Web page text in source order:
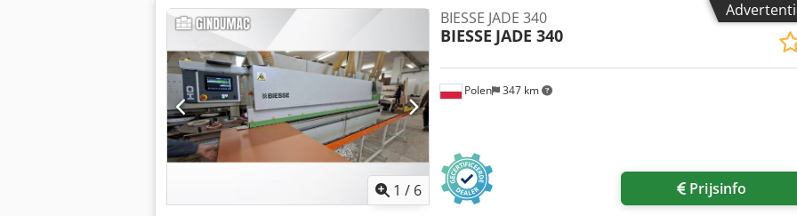
1 / 6
Polen 347 km
BIESSE JADE 340
BIESSE JADE 340
Prijsinfo